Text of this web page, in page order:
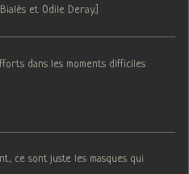
et Odile Deray.]
dans les moments difficiles
ce sont juste les masques qui